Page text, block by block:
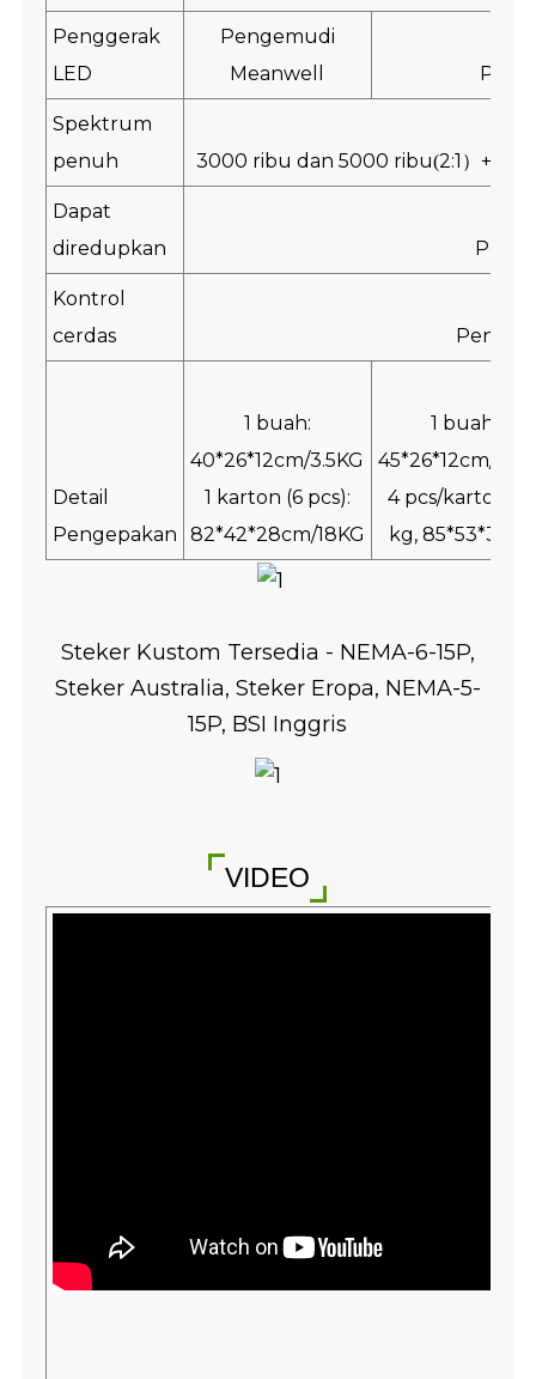
Penggerak
LED
Pengemudi
Meanwell
Spektrum
penuh
3000 ribu dan 5000 ribu(2:1 ）
Dapat
diredupkan
Kontrol
cerdas
Detail
Pengepakan
1 buah:
40*26*12cm/3.5KG
1 karton (6 pcs):
82*42*28cm/18KG
1 buah:
45*26*12cm/
4 pcs/karton,
kg, 85*53*31
Steker Kustom Tersedia - NEMA-6-15P,
Steker Australia, Steker Eropa, NEMA-5-
15P, BSI Inggris
VIDEO